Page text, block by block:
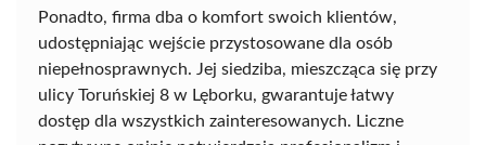
Ponadto, firma dba o komfort swoich klientów,
udostępniając wejście przystosowane dla osób
niepełnosprawnych. Jej siedziba, mieszcząca się przy
ulicy Toruńskiej 8 w Lęborku, gwarantuje łatwy
dostęp dla wszystkich zainteresowanych. Liczne